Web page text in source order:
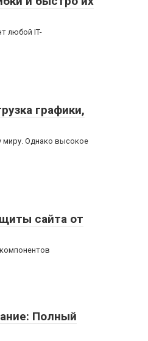
любой IT-
графики,
миру. Однако высокое
сайта от
Полный